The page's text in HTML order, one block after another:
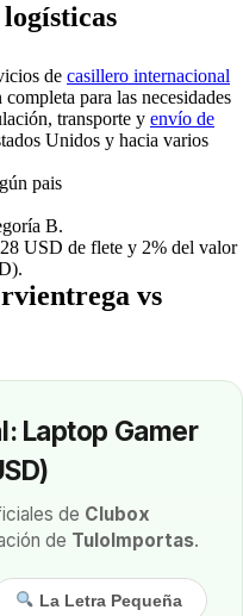
de casillero internacional
para las necesidades
transporte y envío de
Unidos y hacia varios
pais
B.
USD de flete y 2% del valor
vs
Laptop Gamer
de Clubox
de TuloImportas.
La Letra Pequeña